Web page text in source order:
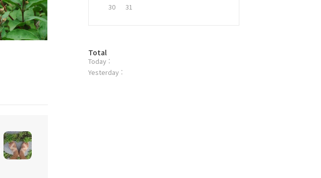
30
31
방
문
자
Total
Today :
Yesterday :